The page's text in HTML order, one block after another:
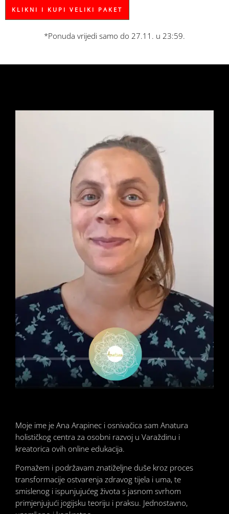
KLIKNI I KUPI VELIKI PAKET
*Ponuda vrijedi samo do 27.11. u 23:59.
Moje ime je Ana Arapinec i osnivačica sam Anatura
holističkog centra za osobni razvoj u Varaždinu i
kreatorica ovih online edukacija.
Pomažem i podržavam znatiželjne duše kroz proces
transformacije ostvarenja zdravog tijela i uma, te
smislenog i ispunjujućeg života s jasnom svrhom
primjenjujući jogijsku teoriju i praksu. Jednostavno,